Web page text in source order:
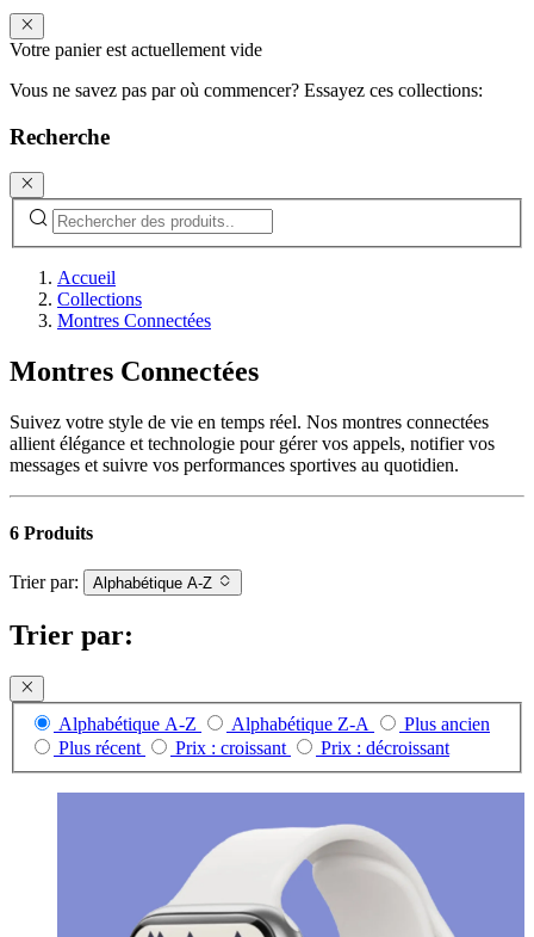
Votre panier est actuellement vide
Vous ne savez pas par où commencer? Essayez ces collections:
Recherche
Accueil
Collections
Montres Connectées
Montres Connectées
Suivez votre style de vie en temps réel. Nos montres connectées
allient élégance et technologie pour gérer vos appels, notifier vos
messages et suivre vos performances sportives au quotidien.
6 Produits
Trier par: Alphabétique A-Z
Trier par:
Alphabétique A-Z Alphabétique Z-A
Plus ancien
Plus récent
Prix : croissant Prix : décroissant